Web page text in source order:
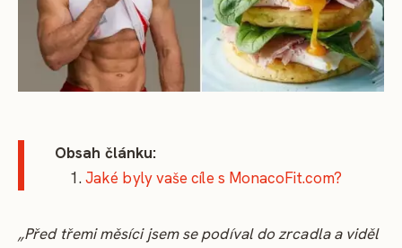
Obsah článku:
Jaké byly vaše cíle s MonacoFit.com?
„Před třemi měsíci jsem se podíval do zrcadla a viděl